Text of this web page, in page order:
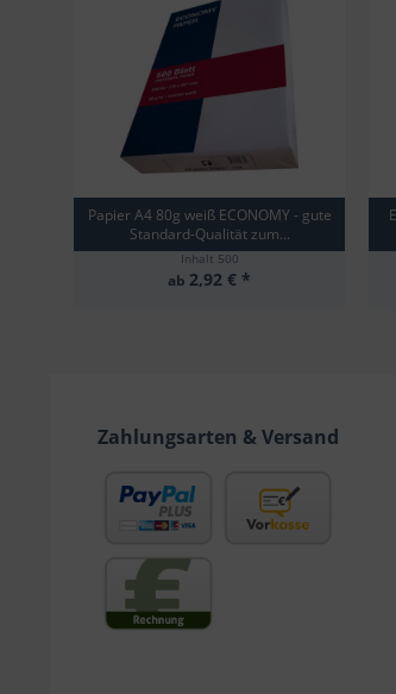
Papier A4 80g weiß ECONOMY - gute
Standard-Qualität zum...
Inhalt 500
ab 2,92 € *
Zahlungsarten & Versand